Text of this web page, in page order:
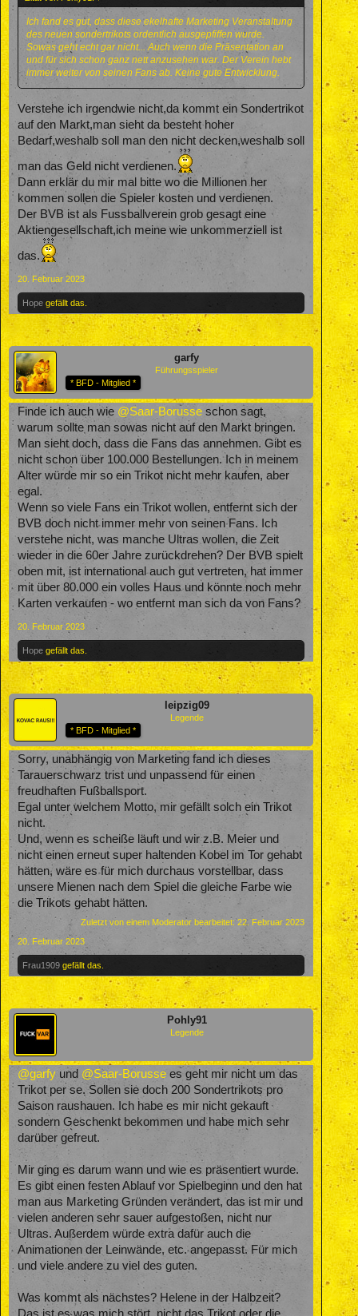
Ich fand es gut, dass diese ekelhafte Marketing Veranstaltung
des neuen sondertrikots ordentlich ausgepfiffen wurde.
Sowas geht echt gar nicht... Auch wenn die Präsentation an
und für sich schon ganz nett anzusehen war. Der Verein hebt
immer weiter von seinen Fans ab. Keine gute Entwicklung.
Verstehe ich irgendwie nicht,da kommt ein Sondertrikot
auf den Markt,man sieht da besteht hoher
Bedarf,weshalb soll man den nicht decken,weshalb soll
man das Geld nicht verdienen.
Dann erklär du mir mal bitte wo die Millionen her
kommen sollen die Spieler kosten und verdienen.
Der BVB ist als Fussballverein grob gesagt eine
Aktiengesellschaft,ich meine wie unkommerziell ist
das.
20. Februar 2023
Hope gefällt das.
garfy
Führungsspieler
* BFD - Mitglied *
Finde ich auch wie @Saar-Borusse schon sagt,
warum sollte man sowas nicht auf den Markt bringen.
Man sieht doch, dass die Fans das annehmen. Gibt es
nicht schon über 100.000 Bestellungen. Ich in meinem
Alter würde mir so ein Trikot nicht mehr kaufen, aber
egal.
Wenn so viele Fans ein Trikot wollen, entfernt sich der
BVB doch nicht immer mehr von seinen Fans. Ich
verstehe nicht, was manche Ultras wollen, die Zeit
wieder in die 60er Jahre zurückdrehen? Der BVB spielt
oben mit, ist international auch gut vertreten, hat immer
mit über 80.000 ein volles Haus und könnte noch mehr
Karten verkaufen - wo entfernt man sich da von Fans?
20. Februar 2023
Hope gefällt das.
leipzig09
Legende
* BFD - Mitglied *
Sorry, unabhängig von Marketing fand ich dieses
Tarauerschwarz trist und unpassend für einen
freudhaften Fußballsport.
Egal unter welchem Motto, mir gefällt solch ein Trikot
nicht.
Und, wenn es scheiße läuft und wir z.B. Meier und
nicht einen erneut super haltenden Kobel im Tor gehabt
hätten, wäre es für mich durchaus vorstellbar, dass
unsere Mienen nach dem Spiel die gleiche Farbe wie
die Trikots gehabt hätten.
Zuletzt von einem Moderator bearbeitet:22. Februar 2023
20. Februar 2023
Frau1909 gefällt das.
Pohly91
Legende
@garfy und @Saar-Borusse es geht mir nicht um das
Trikot per se. Sollen sie doch 200 Sondertrikots pro
Saison raushauen. Ich habe es mir nicht gekauft
sondern Geschenkt bekommen und habe mich sehr
darüber gefreut.
Mir ging es darum wann und wie es präsentiert wurde.
Es gibt einen festen Ablauf vor Spielbeginn und den hat
man aus Marketing Gründen verändert, das ist mir und
vielen anderen sehr sauer aufgestoßen, nicht nur
Ultras. Außerdem würde extra dafür auch die
Animationen der Leinwände, etc. angepasst. Für mich
und viele andere zu viel des guten.
Was kommt als nächstes? Helene in der Halbzeit?
Das ist es was mich stört, nicht das Trikot oder die